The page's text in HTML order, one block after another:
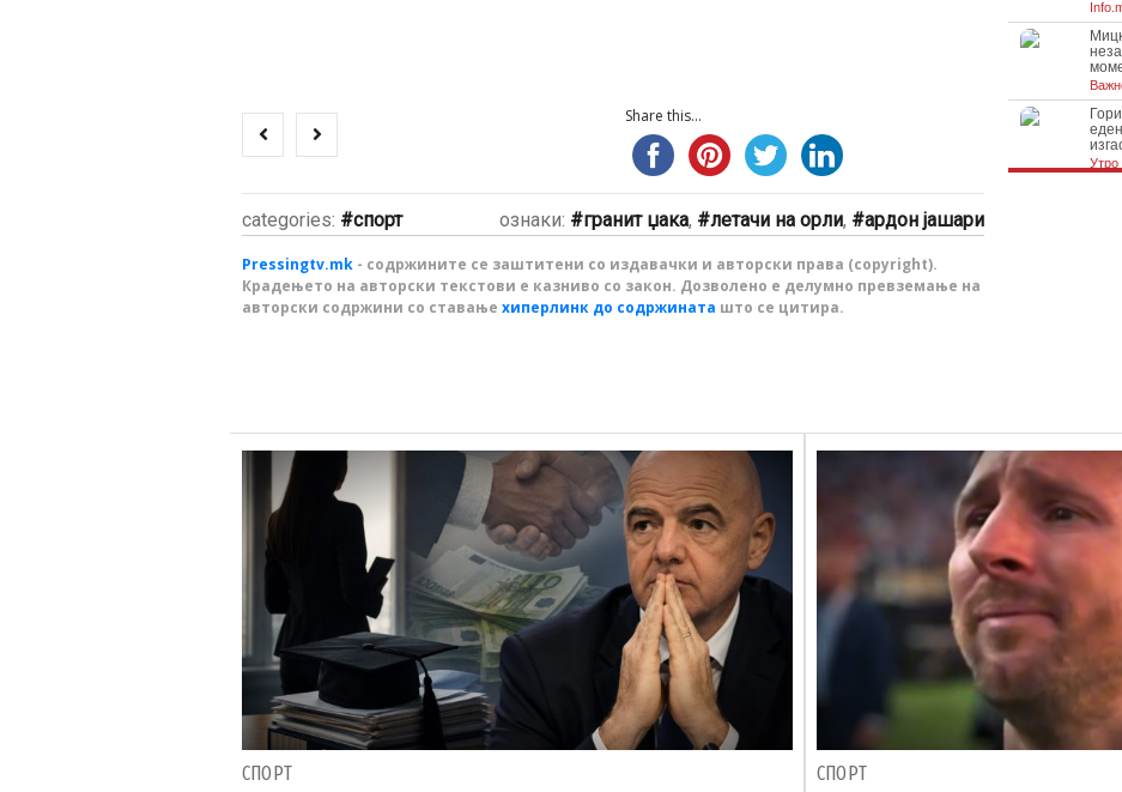
Share this...
categories: спорт ознаки: гранит џака, летачи на орли, ардон јашари
Pressingtv.mk - содржините се заштитени со издавачки и авторски права (copyright).
Крадењето на авторски текстови е казниво со закон. Дозволено е делумно превземање на
авторски содржини со ставање хиперлинк до содржината што се цитира.
СПОРТ СПОРТ